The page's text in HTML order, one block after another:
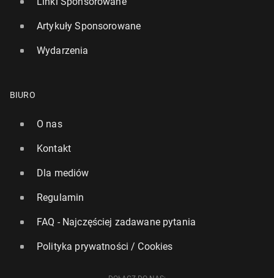
Artykuły Sponsorowane
Wydarzenia
BIURO
O nas
Kontakt
Dla mediów
Regulamin
FAQ - Najczęściej zadawane pytania
Polityka prywatności / Cookies